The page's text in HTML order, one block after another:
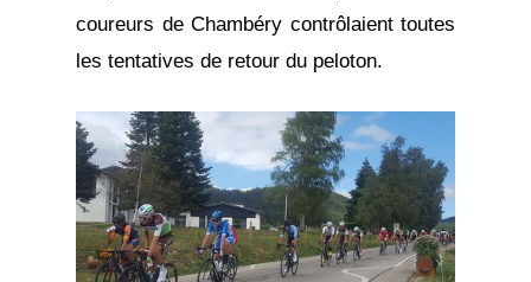
coureurs de Chambéry contrôlaient toutes
les tentatives de retour du peloton.